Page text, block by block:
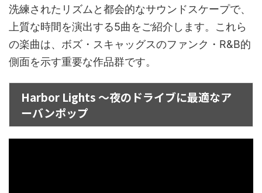
洗練されたリズムと都会的なサウンドスケープで、
上質な時間を演出する5曲をご紹介します。これら
の楽曲は、ボズ・スキャッグスのファンク・R&B的
側面を示す重要な作品群です。
Harbor Lights ～夜のドライブに最適なア
ーバンポップ